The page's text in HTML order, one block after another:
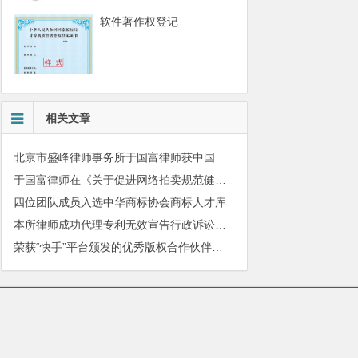
软件著作权登记
相关文章
四位团队成员入选中华商标协会商标人才库
本所律师成功代理专利无效宣告行政诉讼案件
荣获“快手”平台颁发的优秀版权合作伙伴奖牌